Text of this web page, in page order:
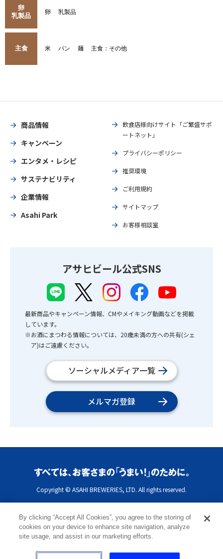
卵
乳製品
卵 乳製品
主食 米 パン 麺 主食：その他
商品情報
キャンペーン
エンタメ・レシピ
サステナビリティ
企業情報
Asahi Park
飲食店様向けサイト「ご繁盛サポ
ートネット」
プライバシーポリシー
推奨環境
ご利用規約
サイトマップ
お客様相談室
アサヒビール公式SNS
最新商品やキャンペーン情報、CMやメイキング動画などを掲載
しています。
※お酒にまつわる情報については、20歳未満の方への共有(シェ
ア)はご遠慮ください。
ソーシャルメディア一覧
メルマガ登録
Copyright © ASAHI BREWERIES, LTD. All rights reserved.
By clicking “Accept All Cookies”, you agree to the storing of
cookies on your device to enhance site navigation, analyze
site usage, and assist in our marketing efforts.